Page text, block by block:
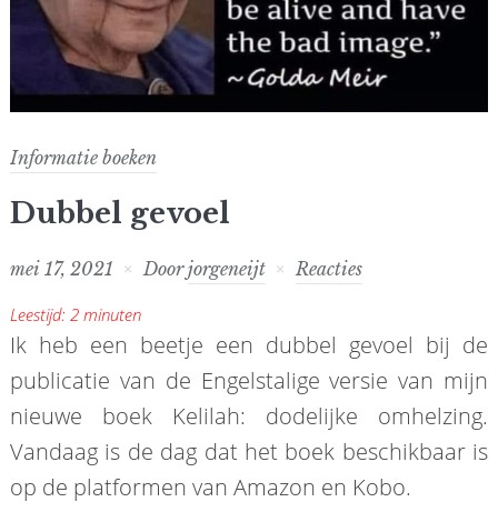
Informatie boeken
Dubbel gevoel
mei 17, 2021 Doorjorgeneijt Reacties
Leestijd: 2 minuten
Ik heb een beetje een dubbel gevoel bij de
publicatie van de Engelstalige versie van mijn
nieuwe boek Kelilah: dodelijke omhelzing.
Vandaag is de dag dat het boek beschikbaar is
op de platformen van Amazon en Kobo.